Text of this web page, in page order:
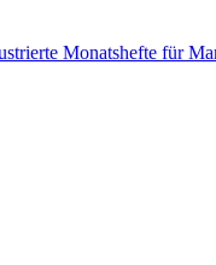
Monatshefte für